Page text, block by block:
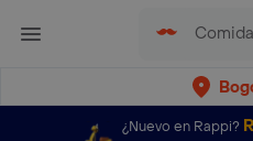
¿Nuevo en Rappi?